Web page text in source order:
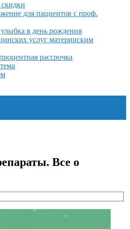
для пациентов с проф.
в день рождения
услуг материнским
рассрочка
Все о